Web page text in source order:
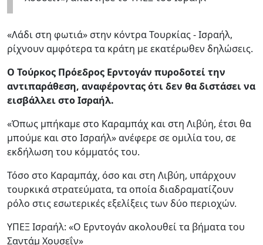
«Λάδι στη φωτιά» στην κόντρα Τουρκίας - Ισραήλ,
ρίχνουν αμφότερα τα κράτη με εκατέρωθεν δηλώσεις.
Ο Τούρκος Πρόεδρος Ερντογάν πυροδοτεί την
αντιπαράθεση, αναφέροντας ότι δεν θα διστάσει να
εισβάλλει στο Ισραήλ.
«Όπως μπήκαμε στο Καραμπάχ και στη Λιβύη, έτσι θα
μπούμε και στο Ισραήλ» ανέφερε σε ομιλία του, σε
εκδήλωση του κόμματός του.
Τόσο στο Καραμπάχ, όσο και στη Λιβύη, υπάρχουν
τουρκικά στρατεύματα, τα οποία διαδραματίζουν
ρόλο στις εσωτερικές εξελίξεις των δύο περιοχών.
ΥΠΕΞ Ισραήλ: «Ο Ερντογάν ακολουθεί τα βήματα του
Σαντάμ Χουσεΐν»